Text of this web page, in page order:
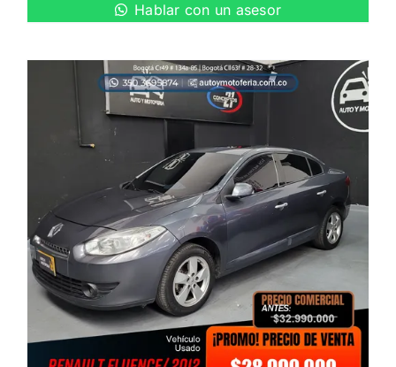
Hablar con un asesor